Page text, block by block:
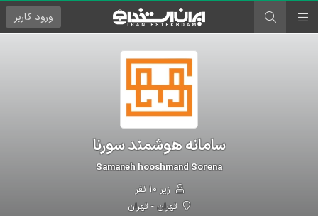
ورود کاربر
سامانه هوشمند سورنا
Samaneh hooshmand Sorena
زیر ۱۰ نفر
تهران - تهران